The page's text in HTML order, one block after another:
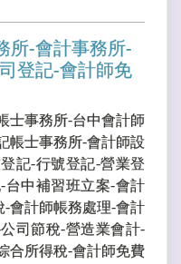
所-會計事務所-
登記-會計師免
士事務所-台中會計師
帳士事務所-會計師設
記-行號登記-營業登
中補習班立案-會計
會計師帳務處理-會計
司節稅-營造業會計-
合所得稅-會計師免費